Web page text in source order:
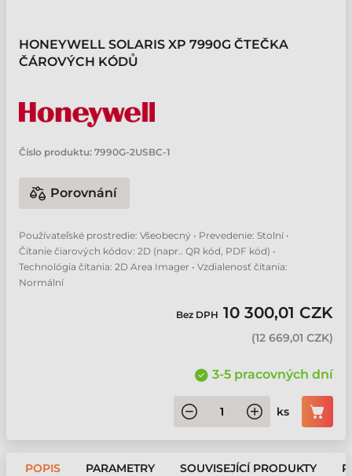
HONEYWELL SOLARIS XP 7990G ČTEČKA
ČÁROVÝCH KÓDŮ
Číslo produktu: 7990G-2USBC-1
Porovnání
Používateľské prostredie: Všeobecný • Prevedenie: Stolní •
Čítanie čiarových kódov: 2D (napr.. QR kód, PDF kód) •
Technológia čítania: 2D Area Imager • Vzdialenosť čítania:
Normální
Bez DPH 10 300,01 CZK
(12 669,01 CZK)
3-5 pracovných dní
ks
POPIS PARAMETRY SOUVISEJÍCÍ PRODUKTY